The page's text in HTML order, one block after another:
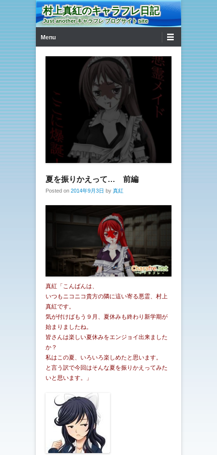
村上真紅のキャラフレ日記
Just another キャラフレ ブログサイト site
Menu
夏を振りかえって… 前編
Posted on 2014年9月3日 by 真紅
真紅「こんばんは、
いつもニコニコ貴方の隣に這い寄る悪霊、村上
真紅です。
気が付けばもう９月、夏休みも終わり新学期が
始まりましたね。
皆さんは楽しい夏休みをエンジョイ出来ました
か？
私はこの夏、いろいろ楽しめたと思います。
と言う訳で今回はそんな夏を振りかえってみた
いと思います。」